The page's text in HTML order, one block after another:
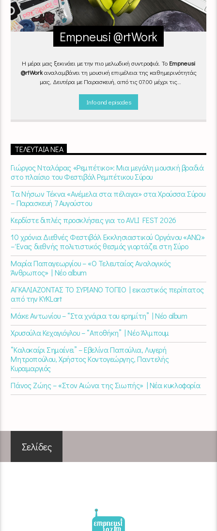
Empneusi @rtWork
Η μέρα μας ξεκινάει με την πιο μελωδική συντροφιά. Το Empneusi
@rtWorkαναλαμβάνει τη μουσική επιμέλεια της καθημερινότητάς
μας, Δευτέρα με Παρασκευή, από τις 07.00 μέχρι τις
εναλλάσσονται αρμονικά, θυμίζοντάς μας πως δουλειά και
Καθημερινά(Δευτέρα-Παρασκευή)
Info and episodes
ΤΕΛΕΥΤΑΊΑ ΝΈΑ
Γιώργος Νταλάρας «Ρεμπέτικο»: Μια μεγάλη μουσική βραδιά
στο πλαίσιο του Φεστιβάλ Ρεμπέτικου Σύρου
Τα Νήσων Τέκνα «Ανέμελα στα πέλαγα» στα Χρούσσα Σύρου
– Παρασκευή 7 Αυγούστου
Κερδίστε διπλές προσκλήσεις για το AVLI FEST 2026
10 χρόνια Διεθνές Φεστιβάλ Εκκλησιαστικού Οργάνου «ΑΝΩ»
– Ένας διεθνής πολιτιστικός θεσμός γιορτάζει στη Σύρο​
Μαρία Παπαγεωργίου – «Ο Τελευταίος Αναλογικός
Άνθρωπος» | Νέο album
ΑΓΚΑΛΙΑΖΟΝΤΑΣ ΤΟ ΣΥΡΙΑΝΟ ΤΟΠΙΟ | εικαστικός περίπατος
από την KYKLart
Μάκε Αντωνίου – “Στα χνάρια του ερημίτη” | Νέο album
Χρυσούλα Κεχαγιόγλου – “Αποθήκη” | Νέο Άλμπουμ
“Καλοκαίρι Σημαίνει” – Εβελίνα Παπούλια, Λυγερή
Μητροπούλου, Χρήστος Κοντογεώργης, Παντελής
Κυραμαργιός
Πάνος Ζώης – «Στον Αιώνα της Σιωπής» | Νέα κυκλοφορία
Σελίδες